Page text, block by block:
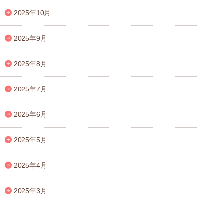
2025年10月
2025年9月
2025年8月
2025年7月
2025年6月
2025年5月
2025年4月
2025年3月